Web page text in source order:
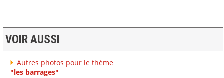
VOIR AUSSI
Autres photos pour le thème
"les barrages"